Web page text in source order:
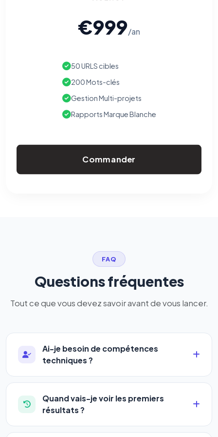
€999/an
50 URLS cibles
200 Mots-clés
Gestion Multi-projets
Rapports Marque Blanche
Commander
FAQ
Questions fréquentes
Tout ce que vous devez savoir avant de vous lancer.
Ai-je besoin de compétences
techniques ?
Absolument pas. Notre logiciel a été conçu pour
être accessible àtous les profils: artisans,
commerçants, auto-entrepreneurs, PME ou
complexe — vous renseignez l'adresse de votre
Quand vais-je voir les premiers
résultats ?
La plupart de nos utilisateurs observent une